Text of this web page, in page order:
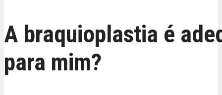
A braquioplastia é
para mim?